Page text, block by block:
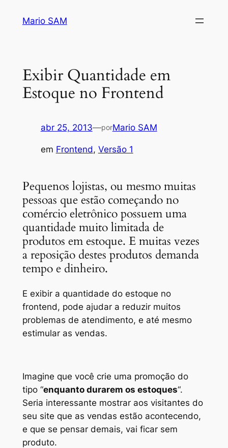
Mario SAM
Exibir Quantidade em
Estoque no Frontend
abr 25, 2013—porMario SAM
em Frontend, Versão 1
Pequenos lojistas, ou mesmo muitas
pessoas que estão começando no
comércio eletrônico possuem uma
quantidade muito limitada de
produtos em estoque. E muitas vezes
a reposição destes produtos demanda
tempo e dinheiro.
E exibir a quantidade do estoque no
frontend, pode ajudar a reduzir muitos
problemas de atendimento, e até mesmo
estimular as vendas.
Imagine que você crie uma promoção do
tipo “enquanto durarem os estoques“.
Seria interessante mostrar aos visitantes do
seu site que as vendas estão acontecendo,
e que se pensar demais, vai ficar sem
produto.